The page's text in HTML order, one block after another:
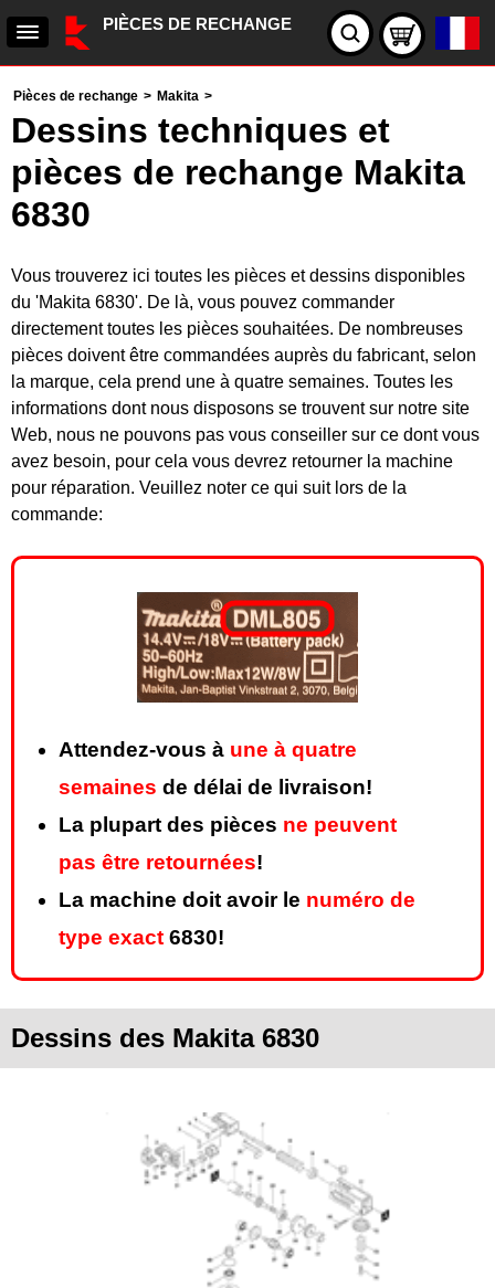
PIÈCES DE RECHANGE
Pièces de rechange > Makita >
Dessins techniques et
pièces de rechange Makita
6830
Vous trouverez ici toutes les pièces et dessins disponibles
du 'Makita 6830'. De là, vous pouvez commander
directement toutes les pièces souhaitées. De nombreuses
pièces doivent être commandées auprès du fabricant, selon
la marque, cela prend une à quatre semaines. Toutes les
informations dont nous disposons se trouvent sur notre site
Web, nous ne pouvons pas vous conseiller sur ce dont vous
avez besoin, pour cela vous devrez retourner la machine
pour réparation. Veuillez noter ce qui suit lors de la
commande:
Attendez-vous à une à quatre
semaines de délai de livraison!
La plupart des pièces ne peuvent
pas être retournées!
La machine doit avoir le numéro de
type exact 6830!
Dessins des Makita 6830